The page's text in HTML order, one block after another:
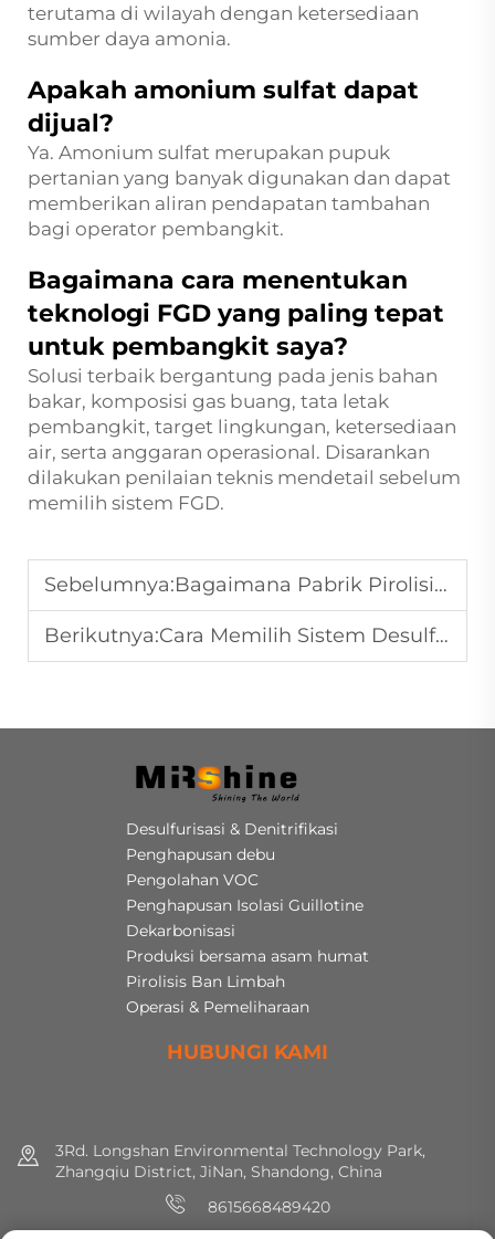
terutama di wilayah dengan ketersediaan
sumber daya amonia.
Apakah amonium sulfat dapat
dijual?
Ya. Amonium sulfat merupakan pupuk
pertanian yang banyak digunakan dan dapat
memberikan aliran pendapatan tambahan
bagi operator pembangkit.
Bagaimana cara menentukan
teknologi FGD yang paling tepat
untuk pembangkit saya?
Solusi terbaik bergantung pada jenis bahan
bakar, komposisi gas buang, tata letak
pembangkit, target lingkungan, ketersediaan
air, serta anggaran operasional. Disarankan
dilakukan penilaian teknis mendetail sebelum
memilih sistem FGD.
Sebelumnya:Bagaimana Pabrik Pirolisis Ban Modern Menghasilkan Pendapatan dari Ban Bekas: Panduan Bisnis Lengkap
Berikutnya:Cara Memilih Sistem Desulfurisasi Gas Buang yang Tepat: 10 Faktor Utama yang Harus Dipertimbangkan Setiap Pemilik Pabrik
Desulfurisasi & Denitrifikasi
Penghapusan debu
Pengolahan VOC
Penghapusan Isolasi Guillotine
Dekarbonisasi
Produksi bersama asam humat
Pirolisis Ban Limbah
Operasi & Pemeliharaan
HUBUNGI KAMI
3Rd. Longshan Environmental Technology Park,
Zhangqiu District, JiNan, Shandong, China
8615668489420